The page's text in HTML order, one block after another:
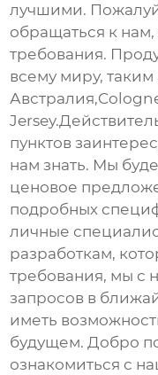
лучшими.
обращаться к
требования.
всему миру,
пунктов
нам знать. Мы
ценовое
подробных
личные
разработкам,
требования, мы с
запросов в
иметь
будущем. Добро
ознакомиться с